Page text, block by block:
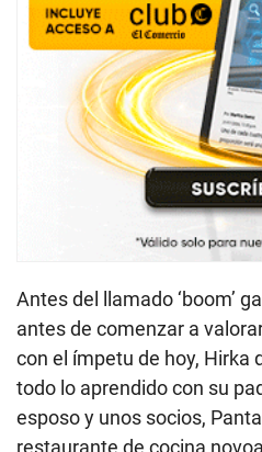
Antes del llamado ‘boom’
antes de comenzar a
con el ímpetu de hoy, Hirka
todo lo aprendido con su
esposo y unos socios,